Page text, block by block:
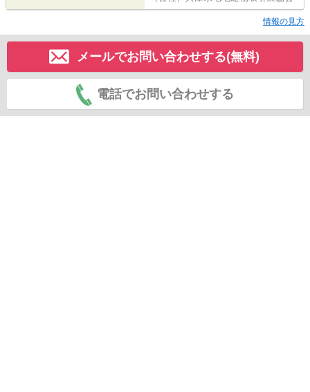
情報の見方
メールでお問い合わせする(無料)
電話でお問い合わせする